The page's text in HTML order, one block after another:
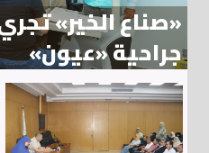
جراحية «عيون»